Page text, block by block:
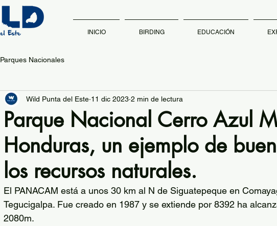
INICIO BIRDING EDUCACIÓN
Parques Nacionales
Parque Nacional Cerro Azul
Honduras, un ejemplo de
los recursos naturales.
Wild Punta del Este 11 dic 2023 2 min de lectura
El PANACAM está a unos 30 km al N de Siguatepeque en
Tegucigalpa. Fue creado en 1987 y se extiende por 8392 ha
2080m.